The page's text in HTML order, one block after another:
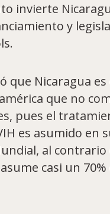
invierte
y
que Nicaragua es
que no
pues el
es asumido en
al contrario
casi un 70%